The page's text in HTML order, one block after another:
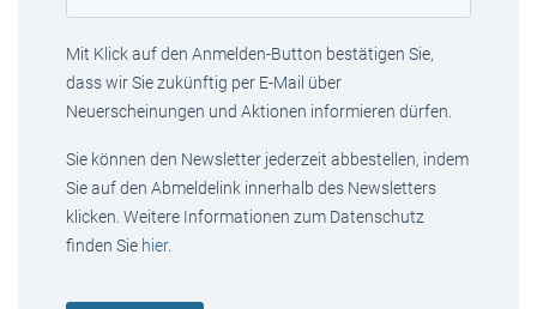
Mit Klick auf den Anmelden-Button bestätigen Sie,
dass wir Sie zukünftig per E-Mail über
Neuerscheinungen und Aktionen informieren dürfen.
Sie können den Newsletter jederzeit abbestellen, indem
Sie auf den Abmeldelink innerhalb des Newsletters
klicken. Weitere Informationen zum Datenschutz
finden Sie hier.